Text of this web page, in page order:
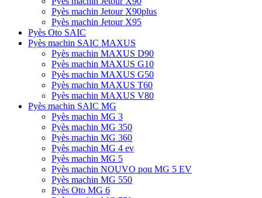
Pyès machin Jetour X90plus
Pyès machin Jetour X95
Pyès Oto SAIC
Pyès machin SAIC MAXUS
Pyès machin MAXUS D90
Pyès machin MAXUS G10
Pyès machin MAXUS G50
Pyès machin MAXUS T60
Pyès machin MAXUS V80
Pyès machin SAIC MG
Pyès machin MG 3
Pyès machin MG 350
Pyès machin MG 360
Pyès machin MG 4 ev
Pyès machin MG 5
Pyès machin NOUVO pou MG 5 EV
Pyès machin MG 550
Pyès Oto MG 6